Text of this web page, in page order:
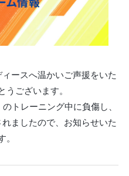
ースへ温かいご声援をいた
うございます。
トレーニング中に負傷し、
ましたので、お知らせいた
。